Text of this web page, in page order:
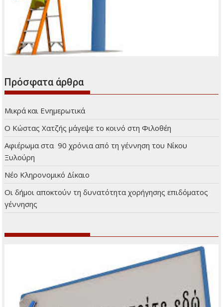
Πρόσφατα άρθρα
Μικρά και Ενημερωτικά
Ο Κώστας Χατζής μάγεψε το κοινό στη Φιλοθέη
Αφιέρωμα στα 90 χρόνια από τη γέννηση του Νίκου
Ξυλούρη
Νέο Κληρονομικό Δίκαιο
Οι δήμοι αποκτούν τη δυνατότητα χορήγησης επιδόματος
γέννησης